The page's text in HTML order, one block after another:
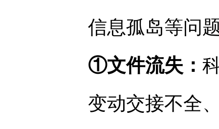
信息孤岛等问
①文件流失：
变动交接不全